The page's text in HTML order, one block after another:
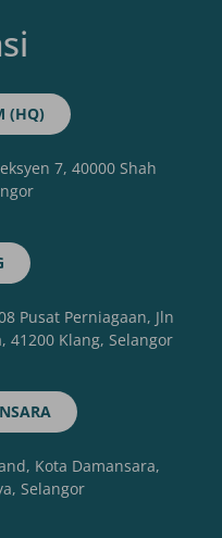
(HQ)
7, 40000 Shah
Pusat Perniagaan, Jln
41200 Klang, Selangor
Kota Damansara,
Selangor